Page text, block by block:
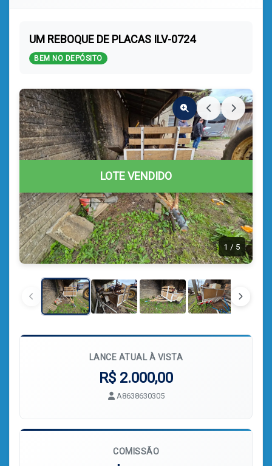
UM REBOQUE DE PLACAS ILV-0724
BEM NO DEPÓSITO
LOTE VENDIDO
1 / 5
LANCE ATUAL À VISTA
R$ 2.000,00
A8638630305
COMISSÃO